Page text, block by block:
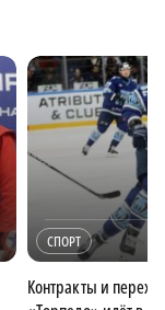
СПОРТ
Контракты и